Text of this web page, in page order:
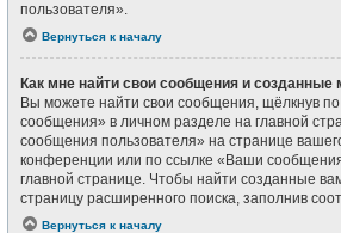
пользователя».
Вернуться к началу
Как мне найти свои сообщения и
Вы можете найти свои сообщения, щёлкнув
сообщения» в личном разделе на главной
сообщения пользователя» на странице
конференции или по ссылке «Ваши
главной странице. Чтобы найти созданные
страницу расширенного поиска, заполнив
Вернуться к началу